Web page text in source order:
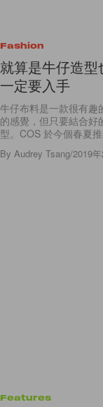
Fashion
就算是牛仔造
一定要入手
牛仔布料是一款很有趣
的感覺，但只要結合好
型。COS 於今個春夏
By Audrey Tsang/2019
Features